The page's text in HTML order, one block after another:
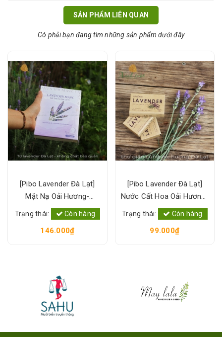
SẢN PHẨM LIÊN QUAN
Có phải bạn đang tìm những sản phẩm dưới đây
[Pibo Lavender Đà Lạt]
Mặt Nạ Oải Hương-
Lavender Mask
Trạng thái: Còn hàng
146.000₫
[Pibo Lavender Đà Lạt]
Nước Cất Hoa Oải Hương-
Hydrosol Lavender
Trạng thái: Còn hàng
99.000₫